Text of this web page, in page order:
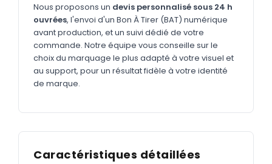
Bureau & écriture
Sacs & voyages
Verres & déjeuner
Technologie
Nous proposons un devis personnalisé sous 24 h
ouvrées, l'envoi d'un Bon À Tirer (BAT) numérique
avant production, et un suivi dédié de votre
commande. Notre équipe vous conseille sur le
choix du marquage le plus adapté à votre visuel et
au support, pour un résultat fidèle à votre identité
de marque.
Caractéristiques détaillées